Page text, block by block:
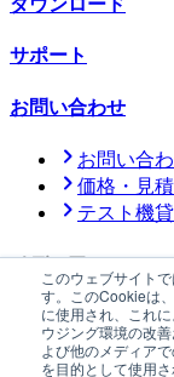
このウェブサイト
す。このCookieは
に使用され、これ
ウジング環境の改
よび他のメディア
を目的として使用
ダウンロード
サポート
お問い合わせ
お問い合
価格・見
テスト機
メディア
公式メデ
ニュースサステナ